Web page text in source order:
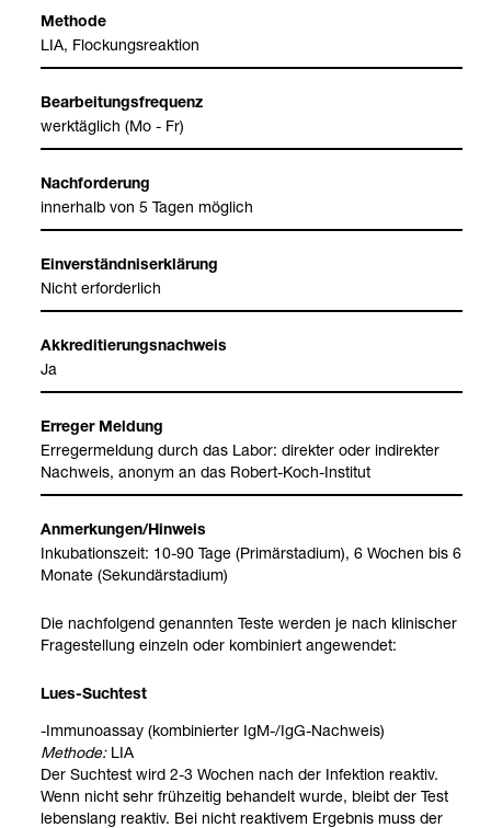
Methode
LIA, Flo­ckungs­re­ak­tion
Bear­bei­tungs­fre­quenz
werk­täg­lich (Mo - Fr)
Nach­for­de­rung
inner­halb von 5 Tagen mög­lich
Ein­ver­ständ­nis­er­klä­rung
Nicht erfor­der­lich
Akkre­di­tie­rungs­nach­weis
Ja
Erre­ger Mel­dung
Erre­ger­mel­dung durch das Labor: direk­ter oder indi­rek­ter
Nach­weis, anonym an das Robert-​Koch-​Insti­tut
Anmer­kun­gen/Hin­weis
Inku­ba­ti­ons­zeit: 10-90 Tage (Pri­märsta­dium), 6 Wochen bis 6
Monate (Sekun­därsta­dium)
Die nach­fol­gend genann­ten Teste wer­den je nach kli­ni­scher
Fra­ge­stel­lung ein­zeln oder kom­bi­niert ange­wen­det:
Lues-​Such­test
-​Immu­n­oas­say (kom­bi­nier­ter IgM-​/IgG-​Nach­weis)
Methode:LIA
Der Such­test wird 2-3 Wochen nach der Infek­tion reak­tiv.
Wenn nicht sehr früh­zei­tig behan­delt wurde, bleibt der Test
lebens­lang reak­tiv. Bei nicht reak­ti­vem Ergeb­nis muss der